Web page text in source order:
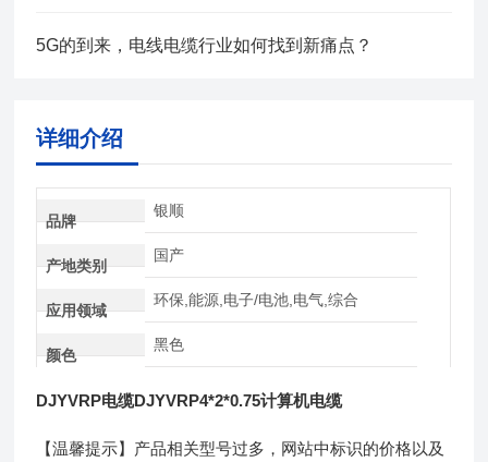
5G的到来，电线电缆行业如何找到新痛点？
详细介绍
品牌
银顺
产地类别
国产
应用领域
环保,能源,电子/电池,电气,综合
颜色
黑色
DJYVRP电缆DJYVRP4*2*0.75计算机电缆
【温馨提示】产品相关型号过多，网站中标识的价格以及